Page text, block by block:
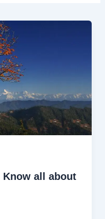
Know all about